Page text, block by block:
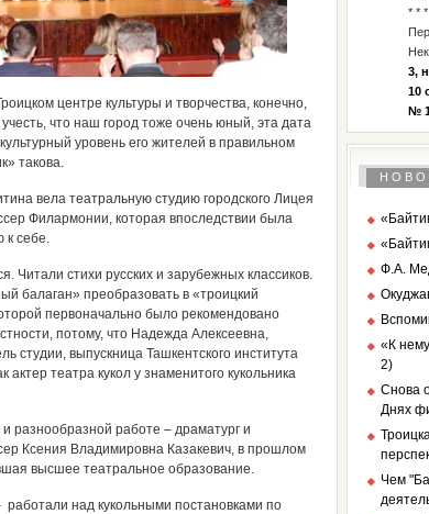
центре культуры и творчества, конечно,
что наш город тоже очень юный, эта дата
уровень его жителей в правильном
такова.
вела театральную студию городского Лицея
Филармонии, которая впоследствии была
к себе.
Читали стихи русских и зарубежных классиков.
балаган» преобразовать в «троицкий
первоначально было рекомендовано
потому, что Надежда Алексеевна,
студии, выпускница Ташкентского института
актер театра кукол у знаменитого кукольника
разнообразной работе – драматург и
Ксения Владимировна Казакевич, в прошлом
высшее театральное образование.
над кукольными постановками по
* * *
3,
10
№
Ф.А.
«К
2)
Снова
Днях
Чем